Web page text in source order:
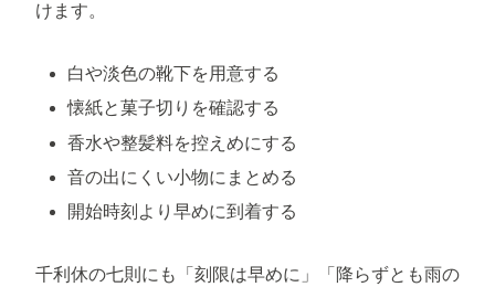
けます。
白や淡色の靴下を用意する
懐紙と菓子切りを確認する
香水や整髪料を控えめにする
音の出にくい小物にまとめる
開始時刻より早めに到着する
千利休の七則にも「刻限は早めに」「降らずとも雨の